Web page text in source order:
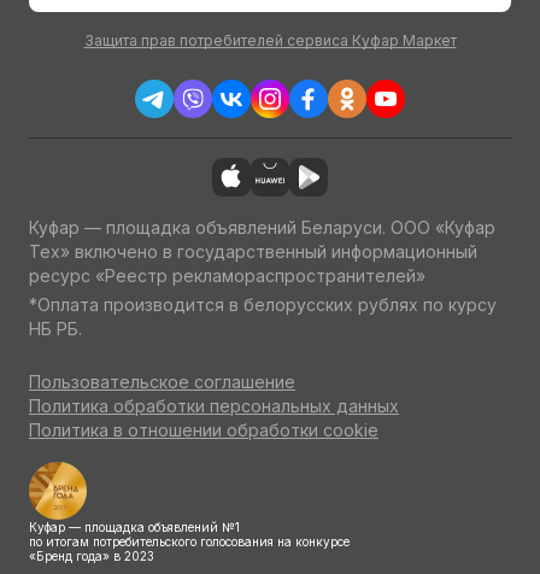
Защита прав потребителей сервиса Куфар Маркет
Куфар — площадка объявлений Беларуси. ООО «Куфар
Тех» включено в государственный информационный
ресурс «Реестр рекламораспространителей»
*Оплата производится в белорусских рублях по курсу
НБ РБ.
Пользовательское соглашение
Политика обработки персональных данных
Политика в отношении обработки cookie
Куфар — площадка объявлений №1
по итогам потребительского голосования на конкурсе
«Бренд года» в 2023